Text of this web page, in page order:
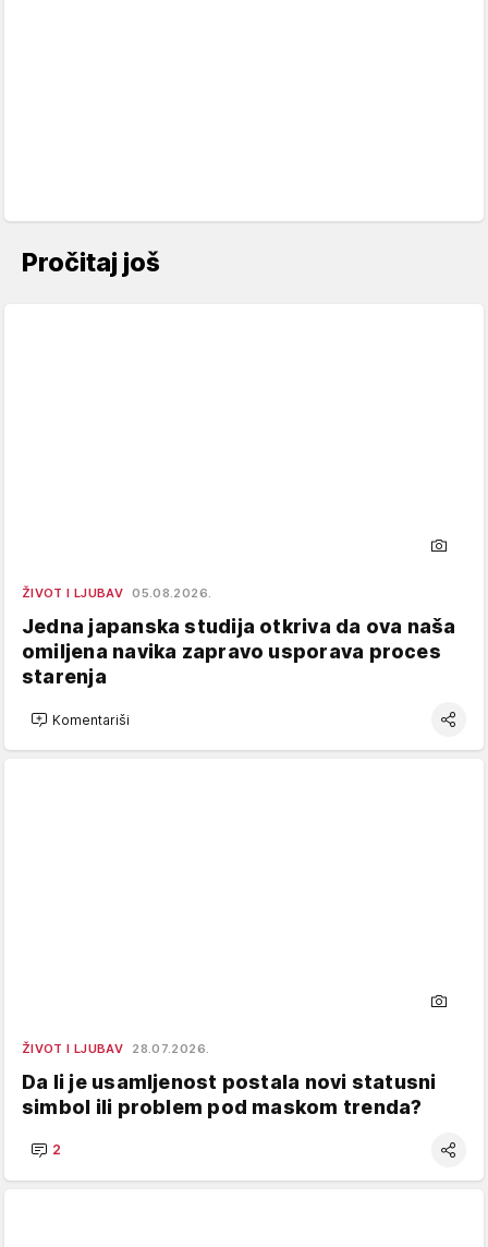
Pročitaj još
ŽIVOT I LJUBAV 05.08.2026.
Jedna japanska studija otkriva da ova naša
omiljena navika zapravo usporava proces
starenja
Komentariši
ŽIVOT I LJUBAV 28.07.2026.
Da li je usamljenost postala novi statusni
simbol ili problem pod maskom trenda?
2